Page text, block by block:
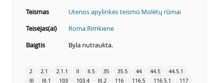
Teismas
Utenos apylinkės teismo Molėtų rūmai
Teisėjas(ai)
Roma Rimkienė
Baigtis
Byla nutraukta.
2 2.1 2.1.1 II II.5 35 35.5 44 44.5
44.5.1
III
III.1 103 103.4 III.2 116 116.5 116.5.1 117